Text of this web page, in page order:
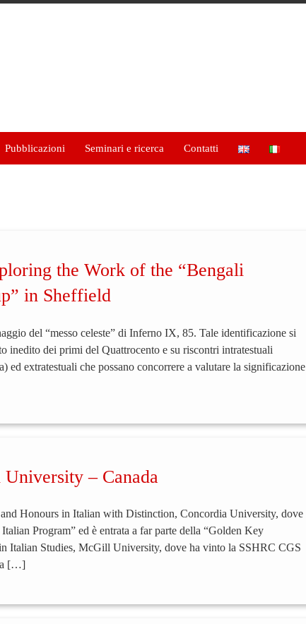
Pubblicazioni Seminari e ricerca Contatti
the Work of the “Bengali
in Sheffield
del “messo celeste” di Inferno IX, 85. Tale identificazione si
inedito dei primi del Quattrocento e su riscontri intratestuali
ed extratestuali che possano concorrere a valutare la significazione
– Canada
Honours in Italian with Distinction, Concordia University, dove
Program” ed è entrata a far parte della “Golden Key
Italian Studies, McGill University, dove ha vinto la SSHRC CGS
[…]